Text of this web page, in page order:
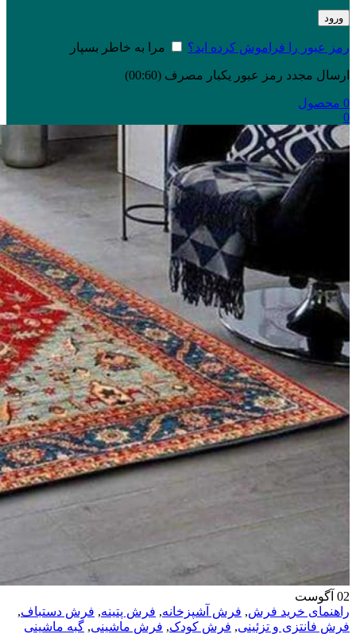
ورود
رمز عبور را فراموش کرده اید؟ مرا به خاطر بسپار
ارسال مجدد رمز عبور یکبار مصرف (00:
60
)
0 محصول
0
02 آگوست
راهنمای خرید فرش, فرش آشپزخانه, فرش پتینه, فرش دستباف,
فرش فانتزی و تزئینی, فرش کودک, فرش ماشینی, گبه ماشینی